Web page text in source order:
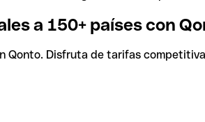
a 150+ países con
Qonto. Disfruta de tarifas